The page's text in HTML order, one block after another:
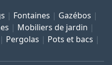
Fontaines
Gazébos
Mobiliers de jardin
Pergolas
Pots et bacs